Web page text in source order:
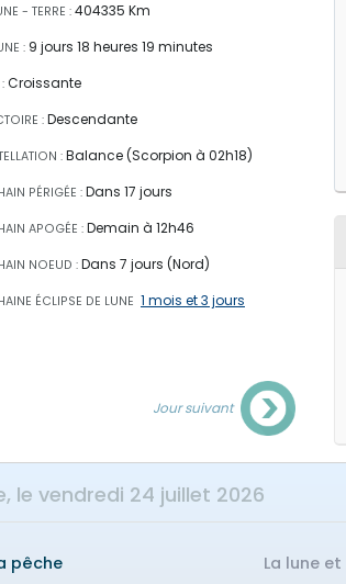
- TERRE : 404335 Km
: 9 jours 18 heures 19 minutes
Croissante
: Descendante
:Balance (Scorpion à 02h18)
PÉRIGÉE : Dans 17 jours
APOGÉE :Demain à 12h46
NOEUD : Dans 7 jours (Nord)
ÉCLIPSE DE LUNE 1 mois et 3 jours
Jour suivant
le vendredi 24 juillet 2026
pêche La lune et